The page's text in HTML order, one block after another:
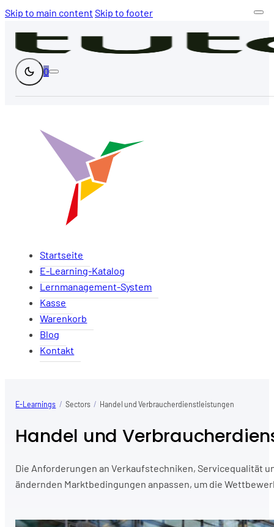
Skip to main content Skip to footer
0
Startseite
E-Learning-Katalog
Lernmanagement-System
Kasse
Warenkorb
Blog
Kontakt
E-Learnings / Sectors / Handel und Verbraucherdienstleistungen
Handel und
Die Anforderungen an Verkaufstechniken, Servicequalität
ändernden Marktbedingungen anpassen, um die